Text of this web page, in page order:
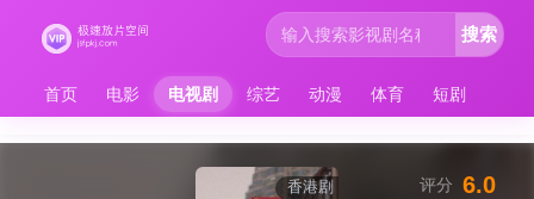
首页 电影 电视剧 综艺 动漫 体育 短剧
搜索
香港剧 评分 6.0